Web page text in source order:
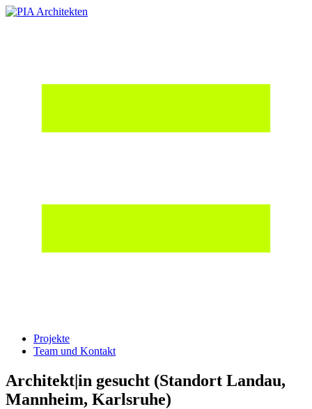
Projekte
Team und Kontakt
Architekt|in gesucht (Standort Landau,
Mannheim, Karlsruhe)